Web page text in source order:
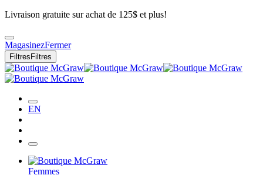
Livraison gratuite sur achat de 125$ et plus!
MagasinezFermer
Filtres Filtres
EN
Femmes